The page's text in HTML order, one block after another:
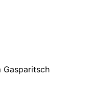
Gasparitsch